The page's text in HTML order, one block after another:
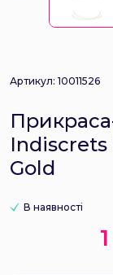
Артикул: 10011526
Indiscrets
Gold
В наявності